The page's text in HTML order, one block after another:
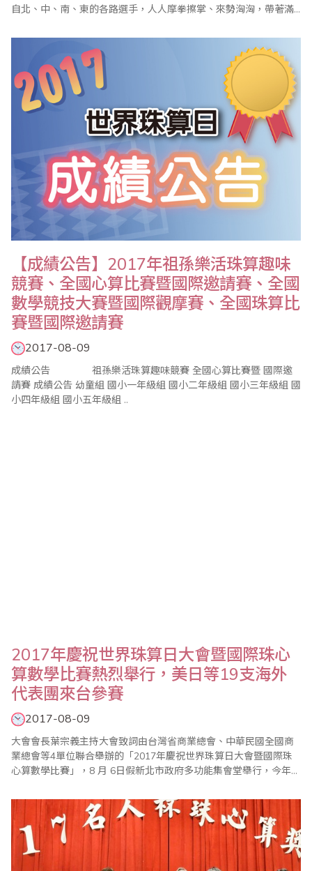
自北、中、南、東的各路選手，人人摩拳擦掌、來勢洶洶，帶著滿
佼佼者決一勝負！ 儘管烈日當頭，卻未影響選手們勢在必得的炯炯
鬥志，更掩蓋不了他們手中獎盃那炫目的閃閃光芒！「榮譽」顯現
在選手的小臉蛋上；「欣慰」洋溢在教練..
【成績公告】2017年祖孫樂活珠算趣味
競賽、全國心算比賽暨國際邀請賽、全國
數學競技大賽暨國際觀摩賽、全國珠算比
賽暨國際邀請賽
2017-08-09
成績公告 祖孫樂活珠算趣味競賽 全國心算比賽暨 國際邀
請賽 成績公告 幼童組 國小一年級組 國小二年級組 國小三年級組 國
小四年級組 國小五年級組 ..
2017年慶祝世界珠算日大會暨國際珠心
算數學比賽熱烈舉行，美日等19支海外
代表團來台參賽
2017-08-09
大會會長葉宗義主持大會致詞由台灣省商業總會、中華民國全國商
業總會等4單位聯合舉辦的「2017年慶祝世界珠算日大會暨國際珠
心算數學比賽」，8 月 6日假新北市政府多功能集會堂舉行，今年大
本、馬來西亞、印尼、香港及中國大陸等海外代表團共達19支，受
到國內相關同業熱烈歡迎。此外，會中也舉辦祖孫樂活珠算趣味競
賽，以及國內獨有的傳票表演賽，都引起各界..